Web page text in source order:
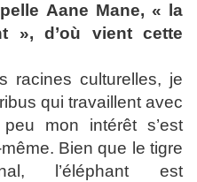
Aane Mane, « la
», d’où vient cette
racines culturelles, je
qui travaillent avec
mon intérêt s’est
Bien que le tigre
l’éléphant est